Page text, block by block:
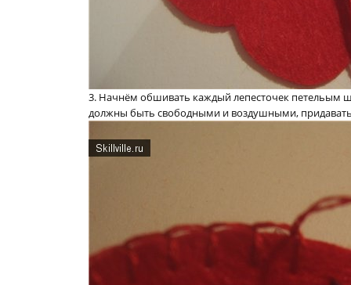
3. Начнём обшивать каждый лепесточек петельым
должны быть свободными и воздушными,